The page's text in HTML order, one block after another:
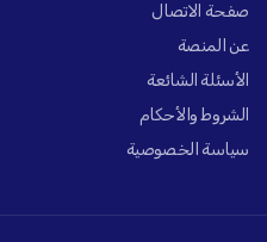
صفحة الاتصال
عن المنصة
الأسئلة الشائعة
الشروط والأحكام
سياسة الخصوصية